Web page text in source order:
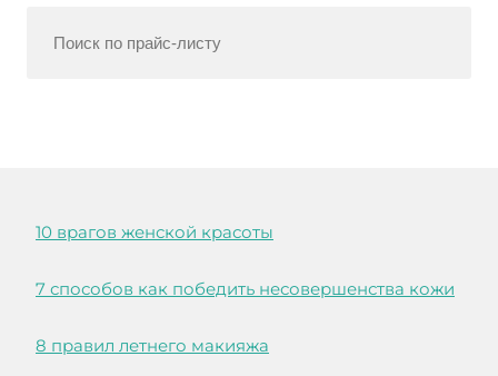
10 врагов женской красоты
7 способов как победить несовершенства кожи
8 правил летнего макияжа